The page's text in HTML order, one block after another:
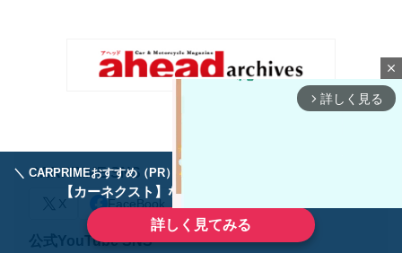
＼ CARPRIMEおすすめ（PR） ／
【カーネクスト】ならどんなクルマも高価買取
詳しく見てみる
CARPRIME SNS
X FaceBook
公式YouTube SNS
close
arrow_forward_ios 詳しく見る